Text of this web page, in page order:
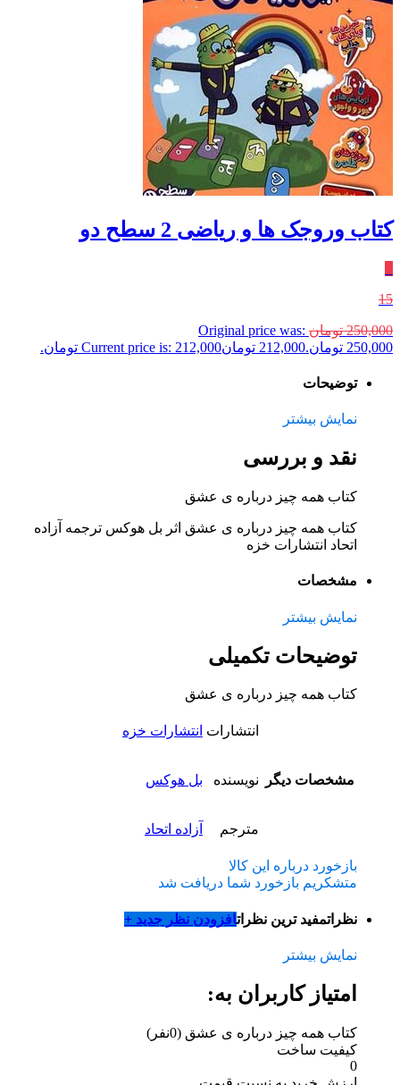
کتاب وروجک‌ ها‌ و ریاضی 2 سطح‌ دو
15
250,000 تومان Original price was:
250,000 تومان.
212,000 تومانCurrent price is: 212,000 تومان.
توضیحات
نمایش بیشتر
نقد و بررسی
کتاب همه چیز درباره‌ ی عشق
کتاب همه چیز درباره‌ ی عشق اثر بل هوکس ترجمه آزاده
اتحاد انتشارات خزه
مشخصات
نمایش بیشتر
توضیحات تکمیلی
کتاب همه چیز درباره‌ ی عشق
مشخصات دیگر
انتشارات انتشارات خزه
نویسنده بل هوکس
مترجم آزاده اتحاد
بازخورد درباره این کالا
متشکریم بازخورد شما دریافت شد
نظراتمفید ترین نظراتافزودن نظر جدید +
نمایش بیشتر
امتیاز کاربران به:
کتاب همه چیز درباره‌ ی عشق (0نفر)
کیفیت ساخت
0